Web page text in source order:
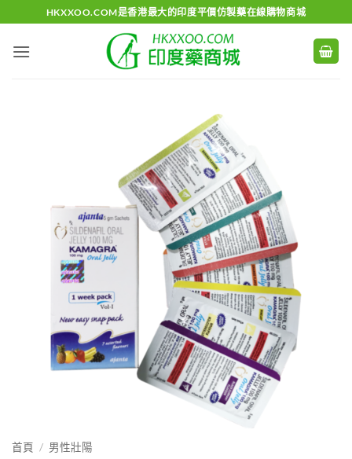
to
content
HKXXOO.COM是香港最大的印度平價仿製藥在線購物商城
首頁 / 男性壯陽